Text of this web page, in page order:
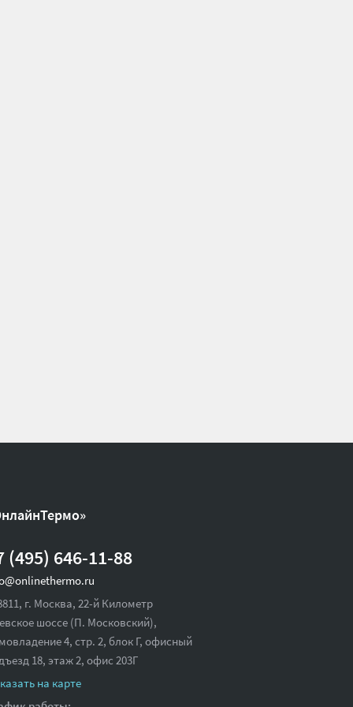
(495) 646-11-88
г. Москва, 22-й Километр
шоссе (П. Московский),
4, стр. 2, блок Г, офисный
18,этаж 2, офис 203Г
на карте